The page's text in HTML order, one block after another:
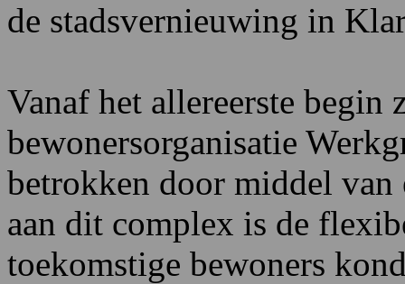
de stadsvernieuwing in
Vanaf het allereerste begin
bewonersorganisatie
betrokken door middel
aan dit complex is de
toekomstige bewoners